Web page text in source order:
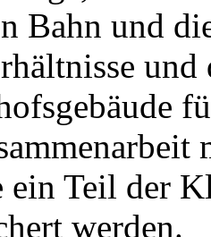
Bahn und
ein Teil der
werden.